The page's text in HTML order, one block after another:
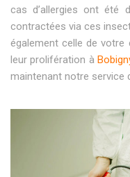
cas d’allergies ont été
contractées via ces
également celle de
leur prolifération à
maintenant notre service